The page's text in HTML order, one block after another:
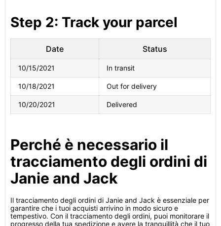
Step 2: Track your parcel
Date Status
10/15/2021 In transit
10/18/2021 Out for delivery
10/20/2021 Delivered
Perché è necessario il
tracciamento degli ordini di
Janie and Jack
Il tracciamento degli ordini di Janie and Jack è essenziale per
garantire che i tuoi acquisti arrivino in modo sicuro e
tempestivo. Con il tracciamento degli ordini, puoi monitorare il
progresso della tua spedizione e avere la tranquillità che il tuo